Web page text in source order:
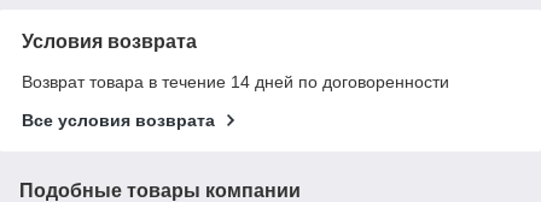
Условия возврата
Возврат товара в течение 14 дней по договоренности
Все условия возврата
Подобные товары компании